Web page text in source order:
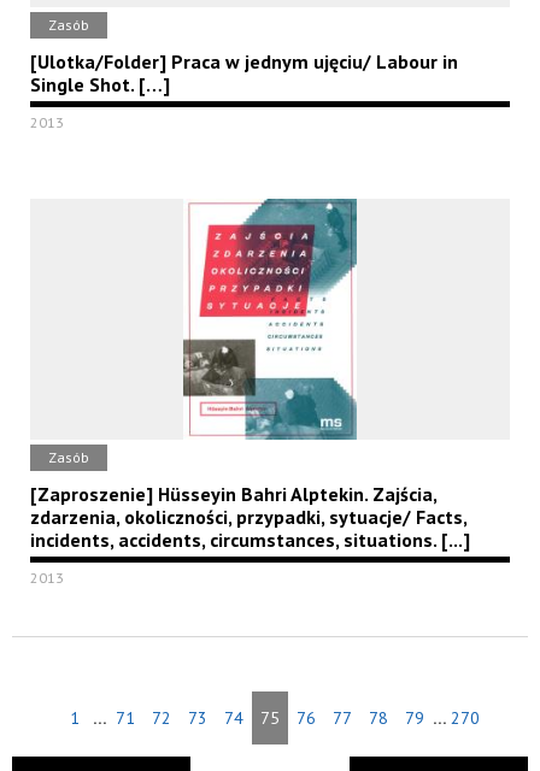
Zasób
[Ulotka/Folder] Praca w jednym ujęciu/ Labour in
Single Shot. […]
2013
Zasób
[Zaproszenie] Hüsseyin Bahri Alptekin. Zajścia,
zdarzenia, okoliczności, przypadki, sytuacje/ Facts,
incidents, accidents, circumstances, situations. [...]
2013
1 ... 71 72 73 74 75 76 77 78 79 ... 270